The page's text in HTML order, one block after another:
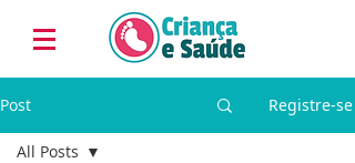
Post Registre-se
All Posts